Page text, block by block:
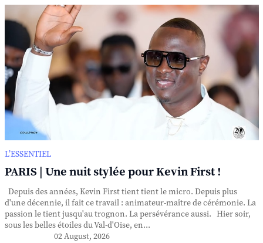
L’ESSENTIEL
PARIS | Une nuit stylée pour Kevin First !
Depuis des années, Kevin First tient tient le micro. Depuis plus
d'une décennie, il fait ce travail : animateur-maître de cérémonie. La
passion le tient jusqu'au trognon. La persévérance aussi. Hier soir,
sous les belles étoiles du Val-d'Oise, en...
02 August, 2026